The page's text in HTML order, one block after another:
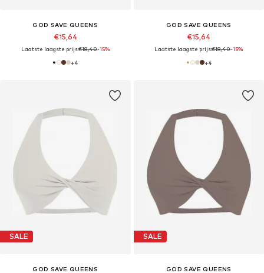
GOD SAVE QUEENS
€15,64
Laatste laagste prijs:€18,40-15%
+4
GOD SAVE QUEENS
€15,64
Laatste laagste prijs:€18,40-15%
+4
SALE
GOD SAVE QUEENS
SALE
GOD SAVE QUEENS